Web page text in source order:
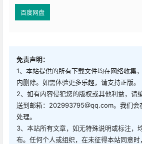
百度网盘
免责声明：
1、本站提供的所有下载文件均在网络收集
内删除。如需体验更多乐趣，请支持正版。
2、如有内容侵犯您的版权或其他利益，请
送到邮箱：202993795@qq.com。我们会
处理。
3、本站所有文章，如无特殊说明或标注，
布。任何个人或组织，在未征得本站同意